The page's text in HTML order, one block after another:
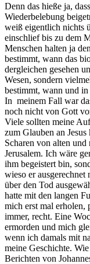
Denn das hieße ja,
Wiederbelebung
weiß eigentlich nichts
einschlief bis zu dem
Menschen halten ja
bestimmt, wann das
dergleichen gesehen
Wesen, sondern
bestimmt, wann und
In meinem Fall war
noch nicht von Gott
Viele sollten meine
zum Glauben an
Scharen von alten und
Jerusalem. Ich wäre
ihm begeistert bin,
wieso er
über den Tod
hatte mit den langen
mich erst mal erholen,
immer, recht. Eine
ermorden und mich
wenn ich damals mit
meine Geschichte.
Berichten von